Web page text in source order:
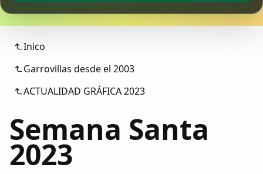
Colaboradores
AlkoTV
Foros
Inico
Garrovillas desde el 2003
ACTUALIDAD GRÁFICA 2023
Semana Santa
2023